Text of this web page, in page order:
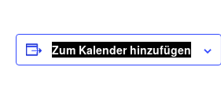
Zum Kalender hinzufügen